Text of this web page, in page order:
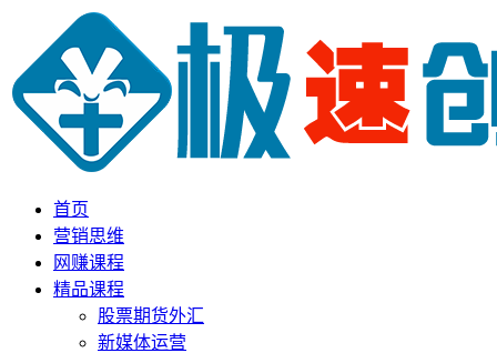
首页
营销思维
网赚课程
精品课程
股票期货外汇
新媒体运营